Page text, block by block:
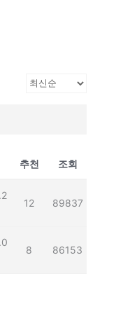
추천 조회
12 89837
8 86153